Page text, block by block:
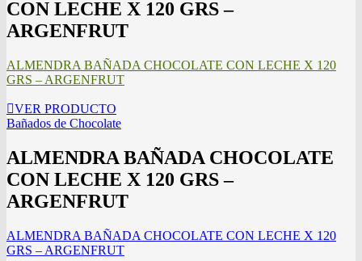
CON LECHE X 120 GRS –
ARGENFRUT
ALMENDRA BAÑADA CHOCOLATE CON LECHE X 120
GRS – ARGENFRUT
VER PRODUCTO
Bañados de Chocolate
ALMENDRA BAÑADA CHOCOLATE
CON LECHE X 120 GRS –
ARGENFRUT
ALMENDRA BAÑADA CHOCOLATE CON LECHE X 120
GRS – ARGENFRUT